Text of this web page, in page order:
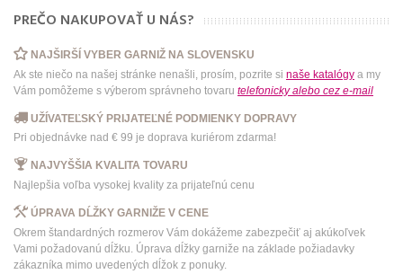
PREČO NAKUPOVAŤ U NÁS?
NAJŠIRŠÍ VYBER GARNIŽ NA SLOVENSKU
Ak ste niečo na našej stránke nenašli, prosím, pozrite si naše katalógy a my
Vám pomôžeme s výberom správneho tovaru telefonicky alebo cez e-mail
UŽÍVATEĽSKÝ PRIJATEĽNÉ PODMIENKY DOPRAVY
Pri objednávke nad € 99 je doprava kuriérom zdarma!
NAJVYŠŠIA KVALITA TOVARU
Najlepšia voľba vysokej kvality za prijateľnú cenu
ÚPRAVA DĹŽKY GARNIŽE V CENE
Okrem štandardných rozmerov Vám dokážeme zabezpečiť aj akúkoľvek
Vami požadovanú dĺžku. Úprava dĺžky garniže na základe požiadavky
zákazníka mimo uvedených dĺžok z ponuky.